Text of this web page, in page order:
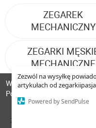
Zezwól na wysyłkę
artykułach od
Powered by SendPulse
ZEGAREK
MECHANICZNY
ZEGARKI
MECHANICZNE
ZEGARKI
SZWAJCARSKIE
ZEGARKI SPORTOWE
W celu poprawienia
Pozostanie na stronie
cookies będą